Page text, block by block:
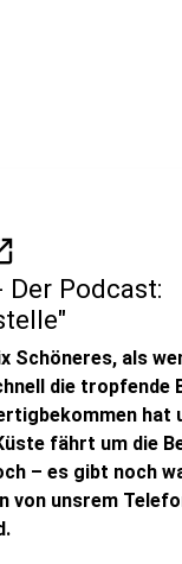
Der Podcast:
Schöneres, als
die tropfende
hat
fährt um die
– es gibt noch
von unsrem